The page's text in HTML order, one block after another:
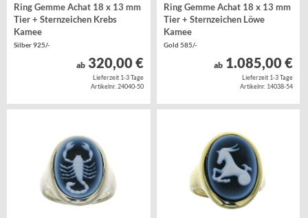
Ring Gemme Achat 18 x 13 mm
Tier + Sternzeichen Krebs
Kamee
Silber 925/-
ab320,00 €
Lieferzeit 1-3 Tage
Artikelnr. 24040-50
Ring Gemme Achat 18 x 13 mm
Tier + Sternzeichen Löwe
Kamee
Gold 585/-
ab 1.085,00 €
Lieferzeit 1-3 Tage
Artikelnr. 14038-54